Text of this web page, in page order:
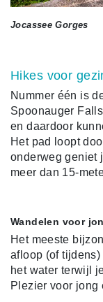
Jocassee Gorges
Hikes voor
Nummer één is
Spoonauger
en daardoor
Het pad loopt
onderweg geniet
meer dan 15-
Wandelen voor
Het meeste
afloop (of
het water terwijl
Plezier voor jong